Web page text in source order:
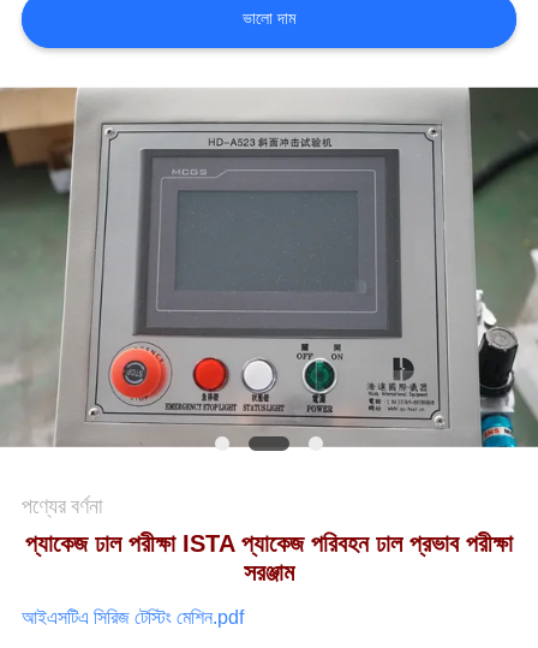
করুন
খবর
মামলা
গোপনীয়তা
নীতি
ভালো দাম
পণ্যের বর্ণনা
প্যাকেজ ঢাল পরীক্ষা ISTA প্যাকেজ পরিবহন ঢাল প্রভাব পরীক্ষা
সরঞ্জাম
আইএসটিএ সিরিজ টেস্টিং মেশিন.pdf